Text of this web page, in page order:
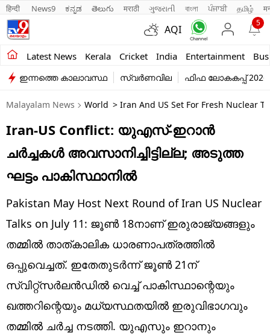
हिन्दी News9 ಕನ್ನಡ తెలుగు मराठी ગુજરાતી বাংলা ਪੰਜਾਬੀ தமிழ்
AQI
5
Latest News Kerala Cricket India Entertainment
Kerala
India
Entertainment
Business
Education
Lifestyle
world
Technology
Religion
Web Story
ഇന്നത്തെ കാലാവസ്ഥ സ്വർണവില ഫിഫ ലോകകപ്പ് 2026
Malayalam News World > Iran And US Set For Fresh Nuclear
Iran-US Conflict: യുഎസ്-ഇറാന്‍
ചര്‍ച്ചകള്‍ അവസാനിച്ചിട്ടില്ല; അടുത്ത
ഘട്ടം പാകിസ്ഥാനില്‍
Pakistan May Host Next Round of Iran US Nuclear
Talks on July 11: ജൂണ്‍ 18നാണ് ഇരുരാജ്യങ്ങളും
തമ്മില്‍ താത്കാലിക ധാരണാപത്രത്തില്‍
ഒപ്പുവെച്ചത്. ഇതേതുടര്‍ന്ന് ജൂണ്‍ 21ന്
സ്വിറ്റ്‌സര്‍ലന്‍ഡില്‍ വെച്ച് പാകിസ്ഥാന്റെയും
ഖത്തറിന്റെയും മധ്യസ്ഥതയില്‍ ഇരുവിഭാഗവും
തമ്മില്‍ ചര്‍ച്ച നടത്തി. യുഎസും ഇറാനും